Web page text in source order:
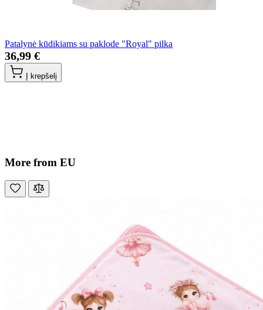
Patalynė kūdikiams su paklode "Royal" pilka
36,99 €
Į krepšelį
More from EU